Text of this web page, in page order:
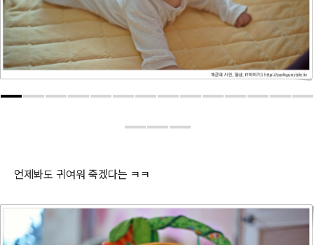
언제봐도 귀여워 죽겠다는 ㅋㅋ